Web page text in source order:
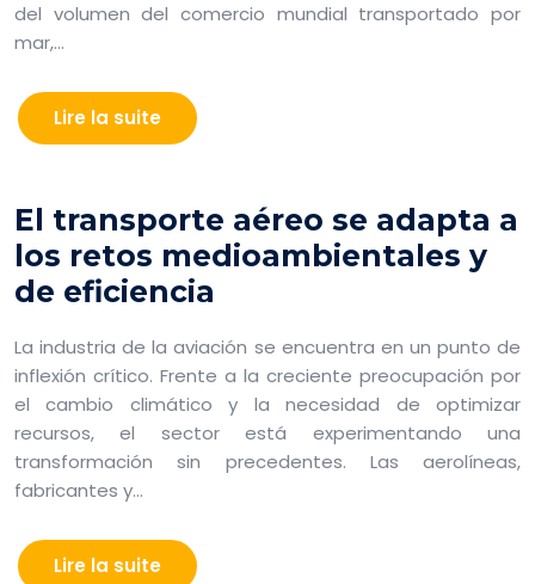
del volumen del comercio mundial transportado por
mar,…
Lire la suite
El transporte aéreo se adapta a
los retos medioambientales y
de eficiencia
La industria de la aviación se encuentra en un punto de
inflexión crítico. Frente a la creciente preocupación por
el cambio climático y la necesidad de optimizar
recursos, el sector está experimentando una
transformación sin precedentes. Las aerolíneas,
fabricantes y…
Lire la suite